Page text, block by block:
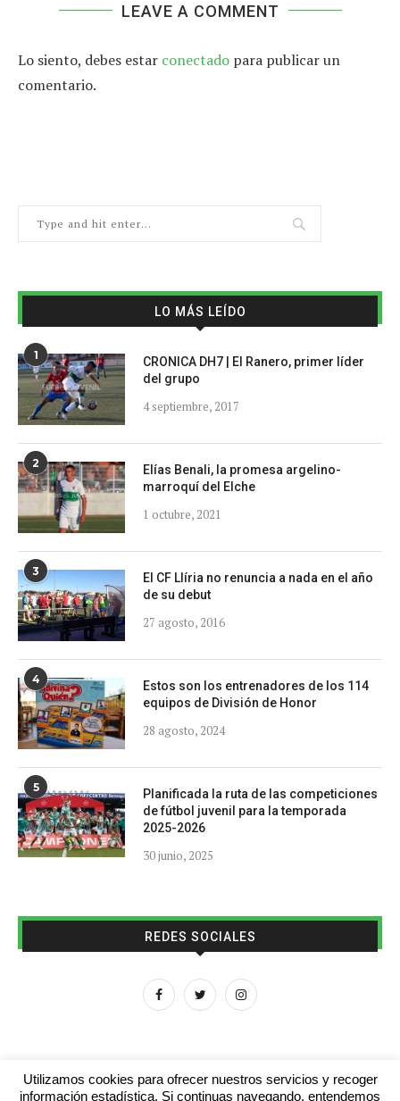
LEAVE A COMMENT
Lo siento, debes estar conectado para publicar un
comentario.
LO MÁS LEÍDO
1
CRONICA DH7 | El Ranero, primer líder
del grupo
4 septiembre, 2017
2
Elías Benali, la promesa argelino-
marroquí del Elche
1 octubre, 2021
3
El CF Llíria no renuncia a nada en el año
de su debut
27 agosto, 2016
4
Estos son los entrenadores de los 114
equipos de División de Honor
28 agosto, 2024
5
Planificada la ruta de las competiciones
de fútbol juvenil para la temporada
2025-2026
30 junio, 2025
REDES SOCIALES
Utilizamos cookies para ofrecer nuestros servicios y recoger
información estadística. Si continuas navegando, entendemos